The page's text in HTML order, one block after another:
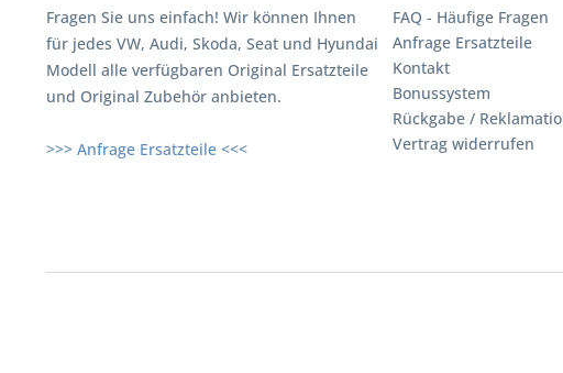
Fragen Sie uns einfach! Wir können Ihnen
für jedes VW, Audi, Skoda, Seat und Hyundai
Modell alle verfügbaren Original Ersatzteile
und Original Zubehör anbieten.
>>> Anfrage Ersatzteile <<<
FAQ - Häufige Fragen
Anfrage Ersatzteile
Kontakt
Bonussystem
Rückgabe /
Vertrag widerrufen